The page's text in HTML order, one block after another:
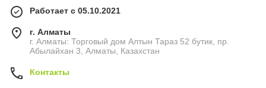
Работает с 05.10.2021
г. Алматы
г. Алматы: Торговый дом Алтын Тараз 52 бутик, пр.
Абылайхан 3, Алматы, Казахстан
Контакты